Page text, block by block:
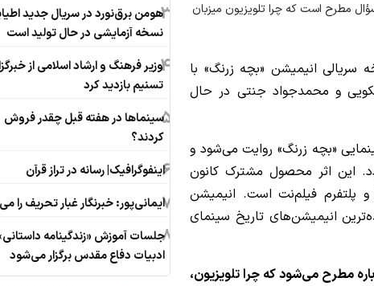
مطرح است که چرا تلویزیون میزبان
سریالی انیمیشن «بچه زرنگ» با
نکویی و محمدجواد جنتی در حال
«بچه زرنگ» روایت می‌شود و
این اثر محصول مشترک کانون
و پلتفرم فیلم‌نت است. انیمیشن
انیمیشن‌های تاریخ سینمای
مطرح می‌شود که چرا تلویزیون،
3هومن برق‌نورد در سریال جدید
نسخه آزمایشی در حال تولید است
4وزیر فرهنگ و ارشاد اسلامی از
تسنیم بازدید کرد
5سینماها در هفته قبل چقدر فروش
کردند؟
6اینفوگرافیک| رسانه در تراز قرآن
7ایمانی‌پور: خبرنگار غبار تحریف را
8جلسات آموزش «زندگینامه
ادبیات دفاع مقدس برگزار می‌شود